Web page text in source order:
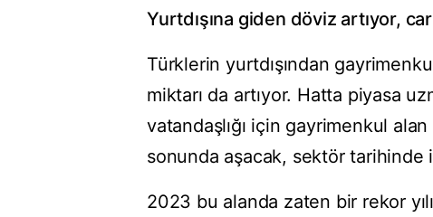
Yurtdışına giden döviz artıyor,
Türklerin yurtdışından
miktarı da artıyor. Hatta piyasa
vatandaşlığı için gayrimenkul alan
sonunda aşacak, sektör tarihinde
2023 bu alanda zaten bir rekor